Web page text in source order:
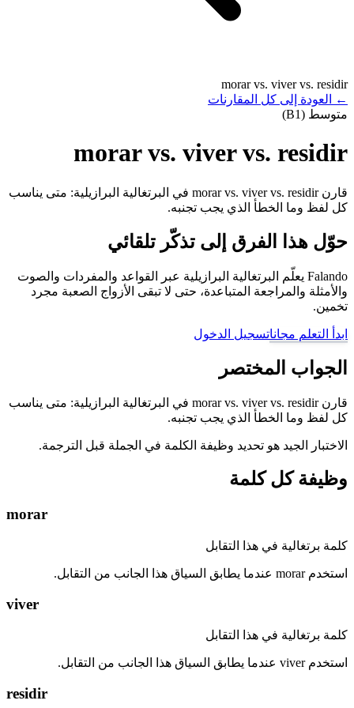
morar vs. viver vs. residir
←
العودة إلى كل المقارنات
متوسط (B1)
morar vs. viver vs. residir
قارن morar vs. viver vs. residir في البرتغالية البرازيلية: متى يناسب
كل لفظ وما الخطأ الذي يجب تجنبه.
حوّل هذا الفرق إلى تذكّر تلقائي
Falando يعلّم البرتغالية البرازيلية عبر القواعد والمفردات والصوت
والأمثلة والمراجعة المتباعدة، حتى لا تبقى الأزواج الصعبة مجرد
تخمين.
ابدأ التعلم مجاناتسجيل الدخول
الجواب المختصر
قارن morar vs. viver vs. residir في البرتغالية البرازيلية: متى يناسب
كل لفظ وما الخطأ الذي يجب تجنبه.
الاختبار الجيد هو تحديد وظيفة الكلمة في الجملة قبل الترجمة.
وظيفة كل كلمة
morar
كلمة برتغالية في هذا التقابل
استخدم morar عندما يطابق السياق هذا الجانب من التقابل.
viver
كلمة برتغالية في هذا التقابل
استخدم viver عندما يطابق السياق هذا الجانب من التقابل.
residir